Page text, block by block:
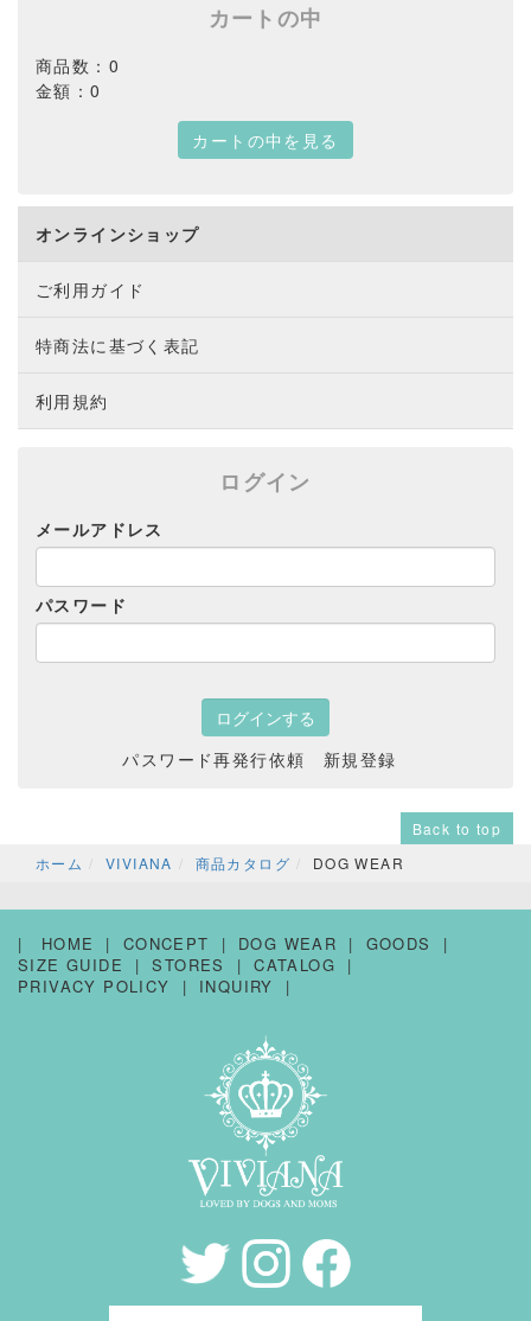
カートの中
商品数：0
金額：0
カートの中を見る
オンラインショップ
ご利用ガイド
特商法に基づく表記
利用規約
ログイン
メールアドレス
パスワード
パスワード再発行依頼 新規登録
Back to top
ホーム
VIVIANA 商品カタログ DOG WEAR
HOME CONCEPT DOG WEAR
GOODS
SIZE GUIDE
STORES
CATALOG
PRIVACY POLICY
INQUIRY